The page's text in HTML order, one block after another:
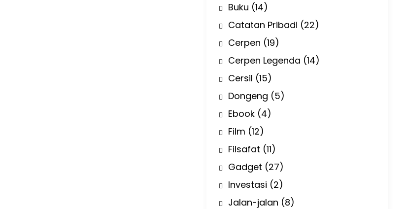
Buku (14)
Catatan Pribadi (22)
Cerpen (19)
Cerpen Legenda (14)
Cersil (15)
Dongeng (5)
Ebook (4)
Film (12)
Filsafat (11)
Gadget (27)
Investasi (2)
Jalan-jalan (8)